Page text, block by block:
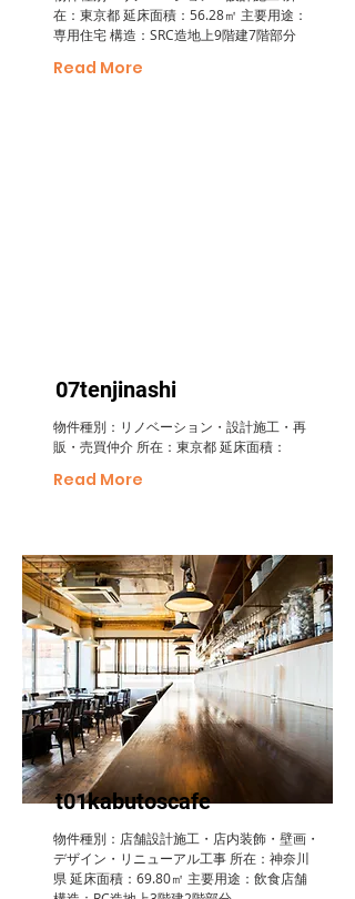
在：東京都 延床面積：56.28㎡ 主要用途：
専用住宅 構造：SRC造地上9階建7階部分
Read More
07tenjinashi
物件種別：リノベーション・設計施工・再
販・売買仲介 所在：東京都 延床面積：
Read More
t01kabutoscafe
物件種別：店舗設計施工・店内装飾・壁画・
デザイン・リニューアル工事 所在：神奈川
県 延床面積：69.80㎡ 主要用途：飲食店舗